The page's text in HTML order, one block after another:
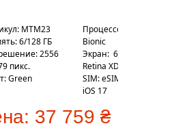
MTM23
Процесcор: Apple A16
Bionic
6/128 ГБ
Экран: 6.1" Super
Retina XDR
2556
пикс.
SIM: eSIM
Green
iOS 17
37 759 ₴